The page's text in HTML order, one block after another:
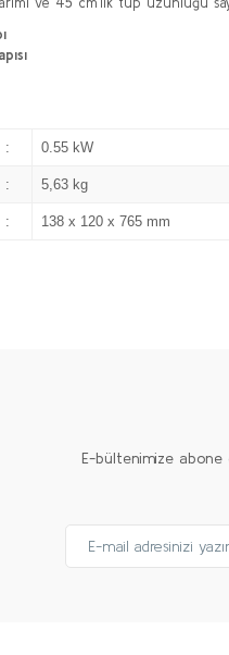
: 0.55 kW
: 5,63 kg
: 138 x 120 x 765 mm
E-bültenimize abone